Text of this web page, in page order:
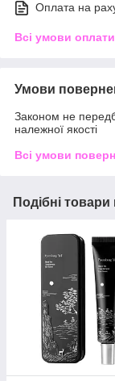
Оплата на
Всі умови оплати
Умови
Законом не
належної якості
Всі умови
Подібні товари